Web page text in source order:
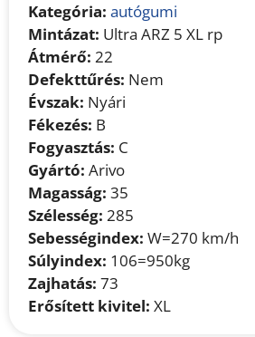
Kategória: autógumi
Mintázat: Ultra ARZ 5 XL rp
Átmérő: 22
Defekttűrés: Nem
Évszak: Nyári
Fékezés: B
Fogyasztás: C
Gyártó: Arivo
Magasság: 35
Szélesség: 285
Sebességindex: W=270 km/h
Súlyindex: 106=950kg
Zajhatás: 73
Erősített kivitel: XL